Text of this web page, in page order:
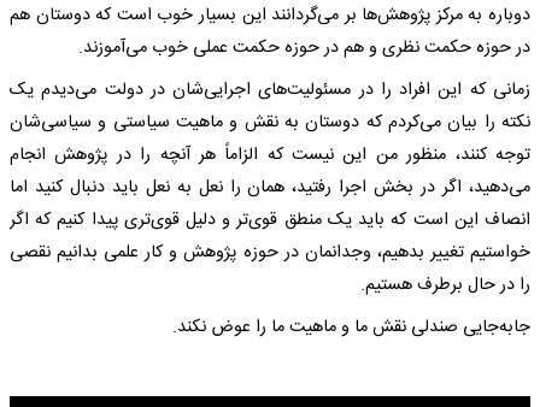
دوباره به مرکز پژوهش‌ها بر می‌گردانند این بسیار خوب است که دوستان هم
در حوزه حکمت نظری و هم در حوزه حکمت عملی خوب می‌آموزند.
زمانی که این افراد را در مسئولیت‌های اجرایی‌شان در دولت می‌دیدم یک
نکته را بیان می‌کردم که دوستان به نقش و ماهیت سیاستی و سیاسی‌شان
توجه کنند، منظور من این نیست که الزاماً هر آنچه را در پژوهش انجام
می‌دهید، اگر در بخش اجرا رفتید، همان را نعل به نعل باید دنبال کنید اما
انصاف این است که باید یک منطق قوی‌تر و دلیل قوی‌تری پیدا کنیم که اگر
خواستیم تغییر بدهیم، وجدانمان در حوزه پژوهش و کار علمی بدانیم نقصی
را در حال برطرف هستیم.
جابه‌جایی صندلی نقش ما و ماهیت ما را عوض نکند.